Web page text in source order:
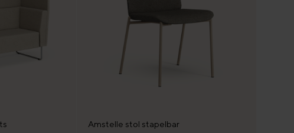
Amstelle stol stapelbar